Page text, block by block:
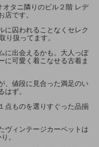
タニ隣りのビル２階 レデ
店です。
に囚われることなくセレク
り扱ってます。
に出会えるかも。大人っぽ
に可愛く着こなせる古着ま
、値段に見合った満足のい
はず。
点ものを選りすぐった品揃
ヴィンテージカーペットは
。